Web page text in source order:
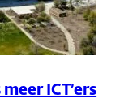
ICT’ers